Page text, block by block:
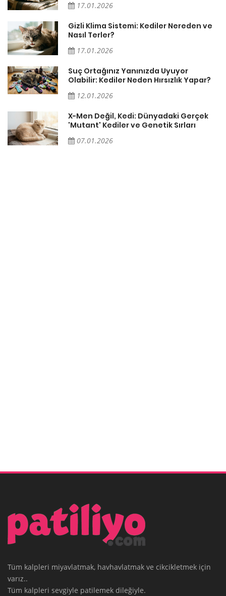
17.01.2026
Gizli Klima Sistemi: Kediler Nereden ve
Nasıl Terler?
17.01.2026
Suç Ortağınız Yanınızda Uyuyor
Olabilir: Kediler Neden Hırsızlık Yapar?
12.01.2026
X-Men Değil, Kedi: Dünyadaki Gerçek
'Mutant' Kediler ve Genetik Sırları
07.01.2026
Tüm kalpleri miyavlatmak, havhavlatmak ve cikcikletmek için
varız..
Tüm kalpleri sevgiyle patilemek dileğiyle.